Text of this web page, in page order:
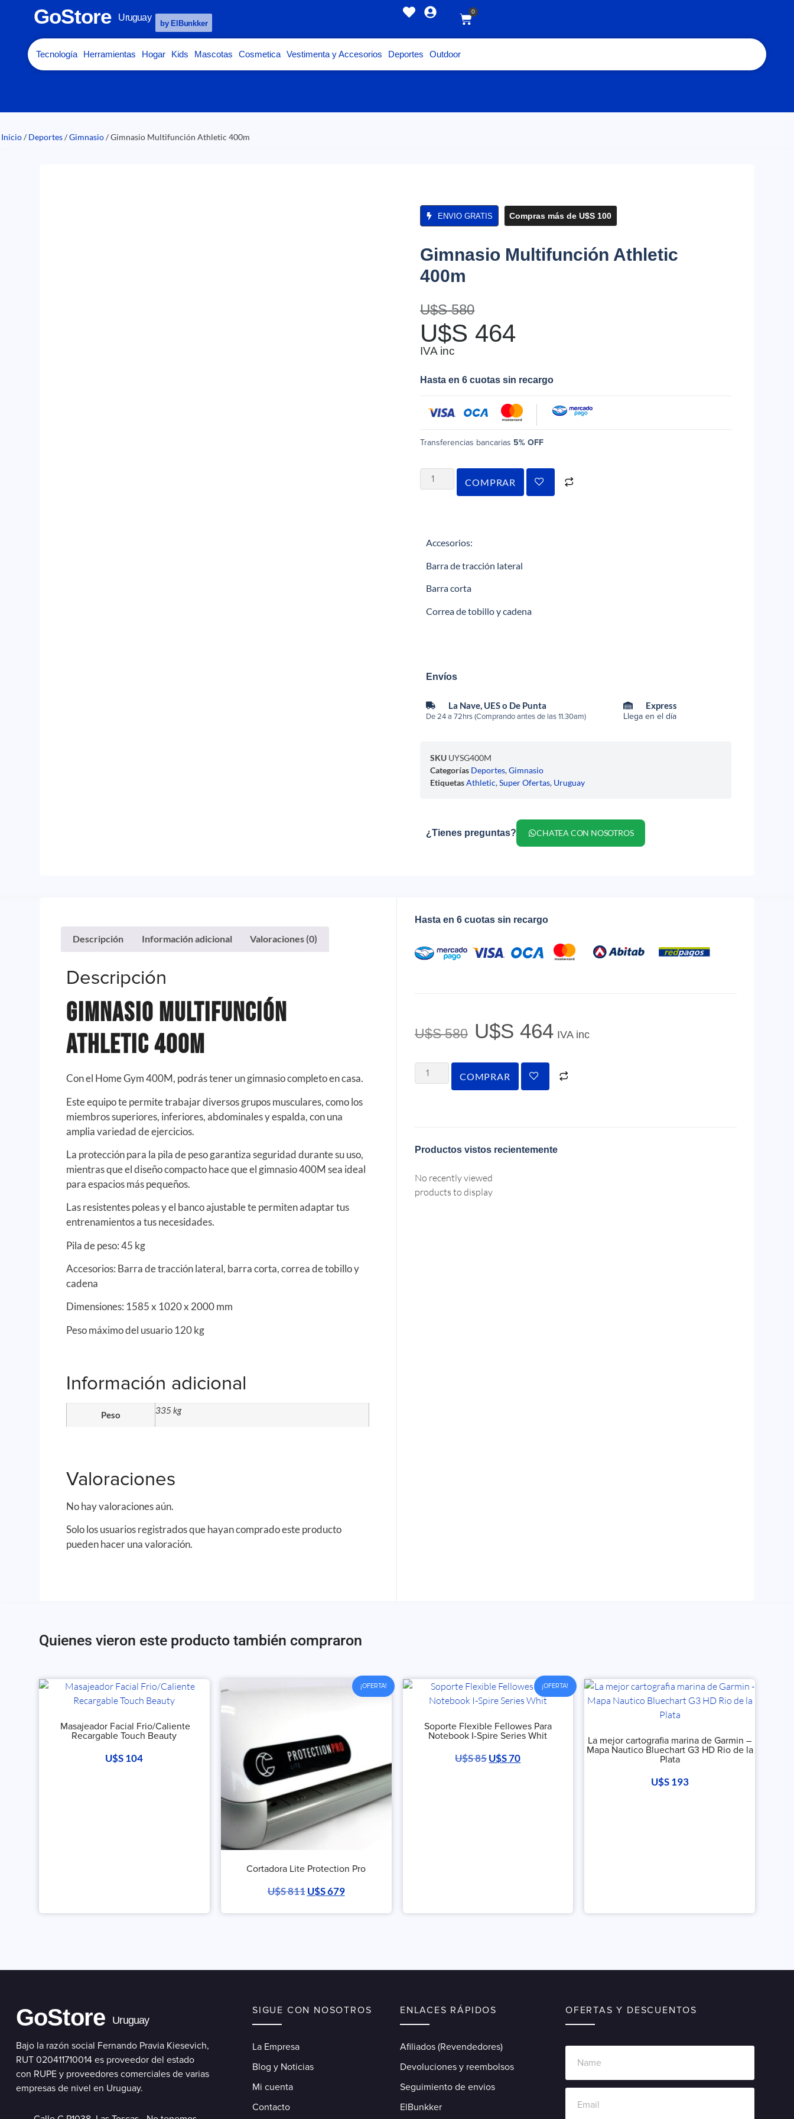
GoStore Uruguay
by ElBunkker
0
Tecnología Herramientas Hogar Kids Mascotas Cosmetica Vestimenta y Accesorios Deportes Outdoor
Inicio/ Deportes/Gimnasio/ Gimnasio Multifunción Athletic 400m
ENVIO GRATIS Compras más de U$S 100
Gimnasio Multifunción Athletic
400m
U$S580
U$S 464
IVA inc
Hasta en 6 cuotas sin recargo
Transferencias bancarias 5% OFF
COMPRAR
Accesorios:
Barra de tracción lateral
Barra corta
Correa de tobillo y cadena
Envíos
La Nave, UES o De Punta
De 24 a 72hrs (Comprando antes de las 11.30am)
Express
Llega en el día
SKU UYSG400M
Categorías Deportes,Gimnasio
EtiquetasAthletic,Super Ofertas, Uruguay
¿Tienes preguntas? CHATEA CON NOSOTROS
Descripción Información adicional Valoraciones (0)
Descripción
Gimnasio Multifunción
Athletic 400m
Con el Home Gym 400M, podrás tener un gimnasio completo en casa.
Este equipo te permite trabajar diversos grupos musculares, como los
miembros superiores, inferiores, abdominales y espalda, con una
amplia variedad de ejercicios.
La protección para la pila de peso garantiza seguridad durante su uso,
mientras que el diseño compacto hace que el gimnasio 400M sea ideal
para espacios más pequeños.
Las resistentes poleas y el banco ajustable te permiten adaptar tus
entrenamientos a tus necesidades.
Pila de peso: 45 kg
Accesorios: Barra de tracción lateral, barra corta, correa de tobillo y
cadena
Dimensiones: 1585 x 1020 x 2000 mm
Peso máximo del usuario 120 kg
Información adicional
Peso 335 kg
Valoraciones
No hay valoraciones aún.
Solo los usuarios registrados que hayan comprado este producto
pueden hacer una valoración.
Hasta en 6 cuotas sin recargo
U$S580 U$S 464 IVA inc
COMPRAR
Productos vistos recientemente
No recently viewed
products to display
Quienes vieron este producto también compraron
Masajeador Facial Frio/Caliente
Recargable Touch Beauty
U$S104
¡OFERTA!
Cortadora Lite Protection Pro
U$S811 U$S679
¡OFERTA!
Soporte Flexible Fellowes Para
Notebook I-Spire Series Whit
U$S85U$S70
La mejor cartografia marina de Garmin –
Mapa Nautico Bluechart G3 HD Rio de la
Plata
U$S193
GoStore Uruguay
Bajo la razón social Fernando Pravia Kiesevich,
RUT 020411710014 es proveedor del estado
con RUPE y proveedores comerciales de varias
empresas de nivel en Uruguay.
SIGUE CON NOSOTROS
La Empresa
Blog y Noticias
Mi cuenta
Contacto
ENLACES RÁPIDOS
Afiliados (Revendedores)
Devoluciones y reembolsos
Seguimiento de envios
ElBunkker
OFERTAS Y DESCUENTOS